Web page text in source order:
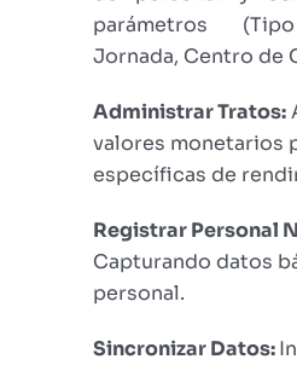
parámetros
Jornada, Centro de
Administrar Tratos:
valores monetarios
específicas de
Registrar Personal
Capturando datos
personal.
Sincronizar Datos: